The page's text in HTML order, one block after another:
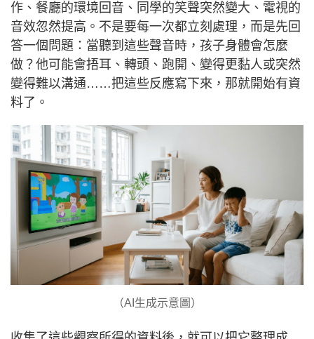
作、餐廳的環境回音、同學的笑聲突然變大、電視的
音效忽然提高。不是要每一次都立刻處理，而是先回
答一個問題：當聽到這些聲音時，孩子身體會怎麼
做？他可能會捂耳、轉頭、跑開、變得更黏人或突然
變得難以溝通……把這些反應寫下來，那就開始有資
料了。
（AI生成示意圖）